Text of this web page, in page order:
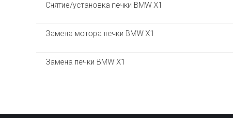
Снятие/установка печки BMW X1
Замена мотора печки BMW X1
Замена печки BMW X1